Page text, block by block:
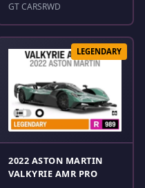
GT CARSRWD
LEGENDARY
2022 ASTON MARTIN
VALKYRIE AMR PRO